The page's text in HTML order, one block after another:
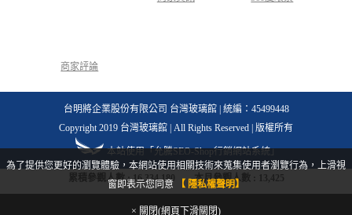
為了提供您更好的瀏覽體驗，本網站使用相關技術來蒐集使用者瀏覽行為，上滑視
窗即表示您同意
【 隱私權聲明】
× 關閉(網頁下滑關閉)
商家評論
累積參觀人數 :16,334,180 本月參觀人數 : 13,425
台明將企業股份有限公司 台灣玻璃館 | 統編：45499448
Copyright 2019 台灣玻璃館 | All Rights Reserved | 版權所有
本站使用「允騰SEO-Shop行銷網站系統」